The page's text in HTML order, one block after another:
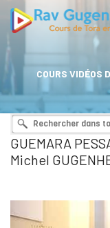
COURS VIDÉOS
GUEMARA
Michel